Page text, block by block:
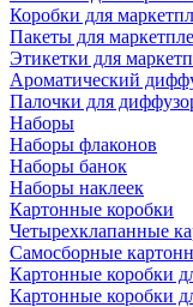
Коробки для
Пакеты для
Этикетки для
Ароматический
Палочки для
Наборы
Наборы флаконов
Наборы банок
Наборы наклеек
Картонные коробки
Четырехклапанные
Самосборные
Картонные коробки
Картонные коробки